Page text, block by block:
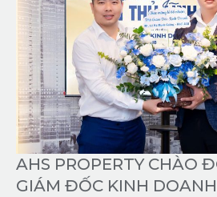
AHS PROPERTY CHÀO
GIÁM ĐỐC KINH